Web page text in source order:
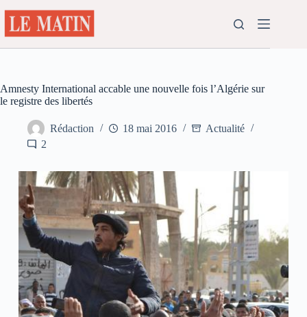
au
contenu
Amnesty International accable une nouvelle fois l’Algérie sur
le registre des libertés
Rédaction 18 mai 2016
Actualité
2